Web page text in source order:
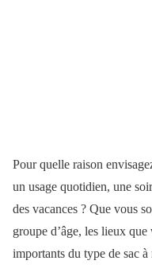
Pour quelle raison
un usage quotidien, une
des vacances ? Que vous
groupe d’âge, les lieux
importants du type de sac